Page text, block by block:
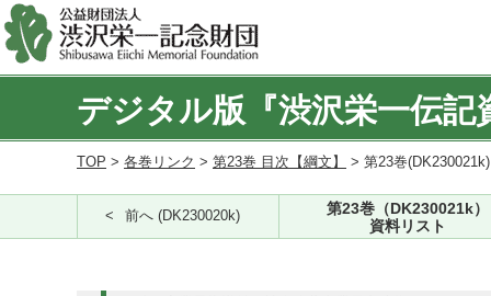
デジタル版『渋沢栄一伝記
TOP > 各巻リンク > 第23巻 目次【綱文】 > 第23巻
前へ (DK230020k)
第23巻（DK230021k）
資料リスト